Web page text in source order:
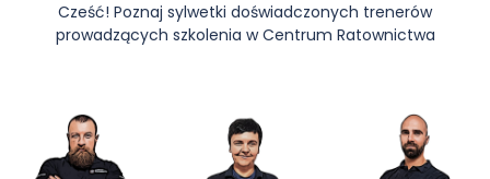
Cześć! Poznaj sylwetki doświadczonych trenerów
prowadzących szkolenia w Centrum Ratownictwa